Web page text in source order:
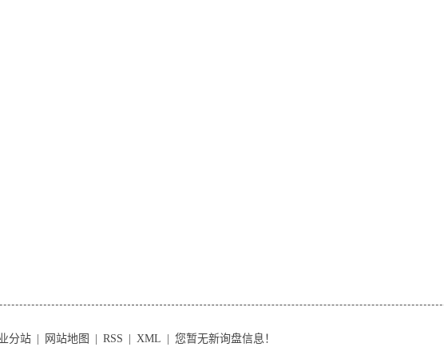
分站 网站地图 RSS XML 您暂无新询盘信息！